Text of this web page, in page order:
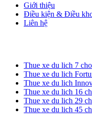
Giới thiệu
Điều kiện & Điều
Liên hệ
Thue xe du lich 7
Thue xe du lich
Thue xe du lich
Thue xe du lich 16
Thue xe du lich 29
Thue xe du lich 45